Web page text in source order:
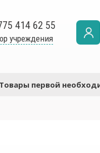
414 62 55
учреждения
Товары первой